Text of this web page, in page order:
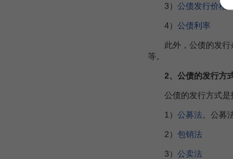
3） 公债发行价格
4） 公债利率
此外，公债的发行条
等。
2、公债的发行方
公债的发行方式是指
1） 公募法。公募
2） 包销法
3） 公卖法